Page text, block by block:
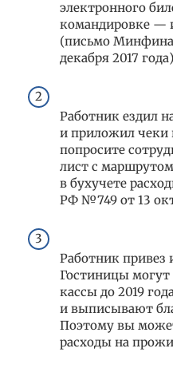
электронного
командировке —
(письмо
декабря 2017
Работник ездил
и приложил чеки
попросите
лист с
в бухучете
РФ №749 от 13
Работник привез
Гостиницы
кассы до 2019
и выписывают
Поэтому вы
расходы на